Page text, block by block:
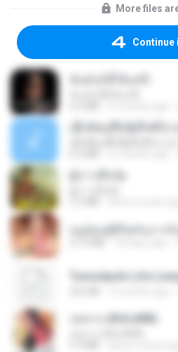
More files
Continue
หนูน้อยสู้ชีวิตกับภารกิ
กุหลาบ (KULARB)